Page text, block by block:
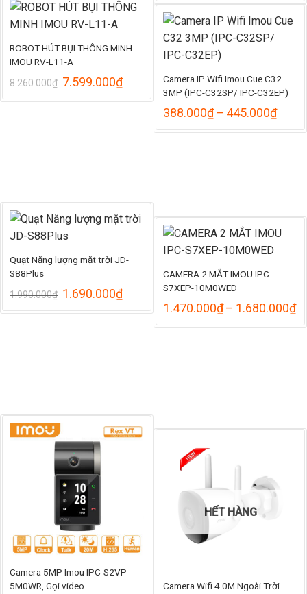
từ
ROBOT HÚT BỤI THÔNG MINH
IMOU RV-L11-A
8.260.000₫ Giá
là:
7.599.000₫Giá
tại
7.599.000₫.
Camera IP Wifi Imou Cue C32
3MP (IPC-C32SP/ IPC-C32EP)
388.000₫– 445.000₫
từ
Quạt Năng lượng mặt trời JD-
S88Plus
1.990.000₫ Giá
là:
1.690.000₫Giá
tại
CAMERA 2 MẮT IMOU IPC-
S7XEP-10M0WED
1.470.000₫– 1.680.000₫
từ
Camera 5MP Imou IPC-S2VP-
5M0WR, Gọi video
HẾT HÀNG
Camera Wifi 4.0M Ngoài Trời